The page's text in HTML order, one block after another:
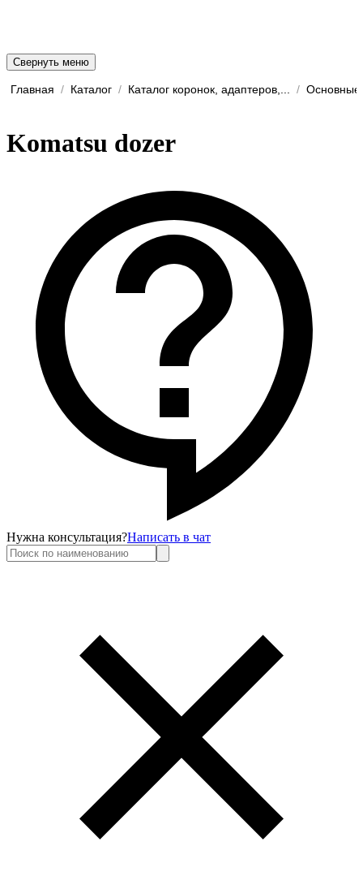
Свернуть меню
Главная / Каталог / Каталог коронок, адаптеров,... / Основные
Komatsu dozer
Нужна консультация?Написать в чат